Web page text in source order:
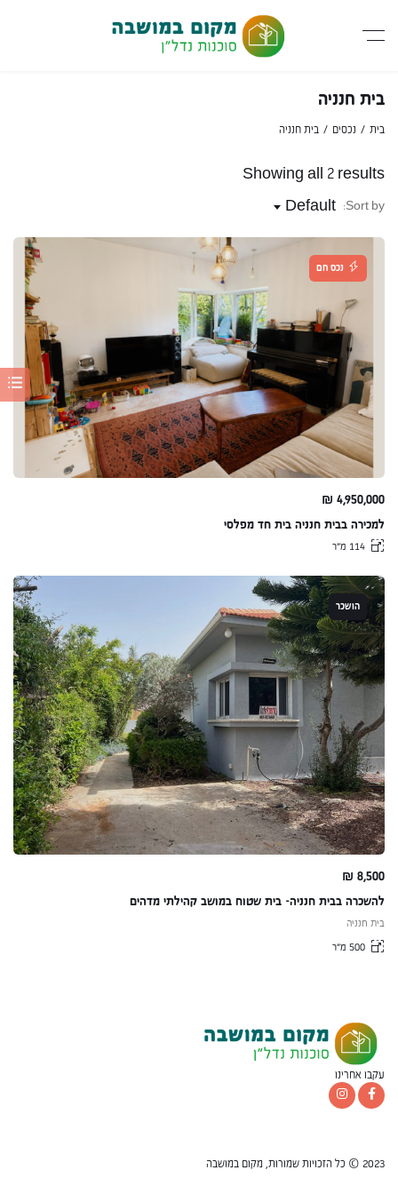
בית חנניה
בית נכסים בית חנניה
Showing all 2 results
Sort by:
Default
נכס חם
4,950,000
₪
למכירה בבית חנניה בית חד מפלסי
114 מ״ר
הושכר
8,500
₪
להשכרה בבית חנניה- בית שטוח במושב קהילתי מדהים
בית חנניה
500 מ״ר
עקבו אחרינו
2023 © כל הזכויות שמורות, מקום במושבה